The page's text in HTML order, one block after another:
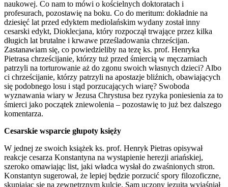
naukowej. Co nam to mówi o kościelnych doktoratach i
profesurach, pozostawię na boku. Co do meritum: dokładnie na
dziesięć lat przed edyktem mediolańskim wydany został inny
cesarski edykt, Dioklecjana, który rozpoczął trwające przez kilka
długich lat brutalne i krwawe prześladowania chrześcijan.
Zastanawiam się, co powiedzieliby na tezę ks. prof. Henryka
Pietrasa chrześcijanie, którzy tuż przed śmiercią w męczarniach
patrzyli na torturowanie aż do zgonu swoich własnych dzieci? Albo
ci chrześcijanie, którzy patrzyli na apostazje bliźnich, obawiających
się podobnego losu i stąd porzucających wiarę? Swoboda
wyznawania wiary w Jezusa Chrystusa bez ryzyka poniesienia za to
śmierci jako początek zniewolenia – pozostawię to już bez dalszego
komentarza.
Cesarskie wsparcie głupoty księży
W jednej ze swoich książek ks. prof. Henryk Pietras opisywał
reakcje cesarza Konstantyna na wystąpienie herezji ariańskiej,
szeroko omawiając list, jaki władca wysłał do zwaśnionych stron.
Konstantyn sugerował, że lepiej będzie porzucić spory filozoficzne,
skupiając się na zewnętrznym kulcie. Sam uczony jezuita wyjaśniał